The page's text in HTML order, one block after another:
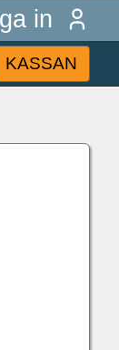
in
KASSAN